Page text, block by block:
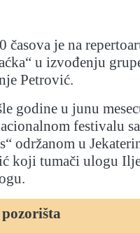
časova je na
u izvođenju
Petrović.
godine u junu
festivalu
održanom u
koji tumači ulogu